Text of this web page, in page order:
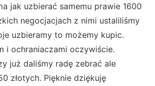
jak uzbierać samemu prawie 1600
negocjacjach z nimi ustaliliśmy
uzbieramy to możemy kupic.
i ochraniaczami oczywiście.
już daliśmy radę zebrać ale
złotych. Pięknie dziękuję